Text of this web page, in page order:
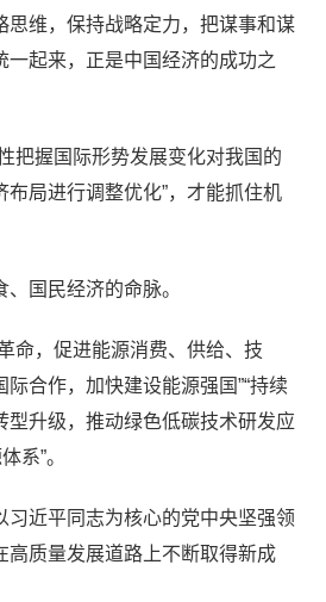
思维，保持战略定力，把谋事和谋
一起来，正是中国经济的成功之
把握国际形势发展变化对我国的
布局进行调整优化”，才能抓住机
国民经济的命脉。
命，促进能源消费、供给、技
合作，加快建设能源强国”“持续
型升级，推动绿色低碳技术研发应
系”。
习近平同志为核心的党中央坚强领
高质量发展道路上不断取得新成